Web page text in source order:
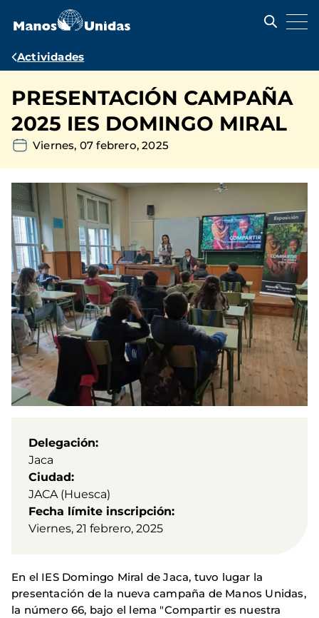
contenido
Ruta
navegación
Actividades
PRESENTACIÓN CAMPAÑA
2025 IES DOMINGO MIRAL
Viernes, 07 febrero, 2025
Delegación
Jaca
Ciudad
JACA (Huesca)
Fecha límite inscripción
Viernes, 21 febrero, 2025
En el IES Domingo Miral de Jaca, tuvo lugar la
presentación de la nueva campaña de Manos Unidas,
la número 66, bajo el lema "Compartir es nuestra